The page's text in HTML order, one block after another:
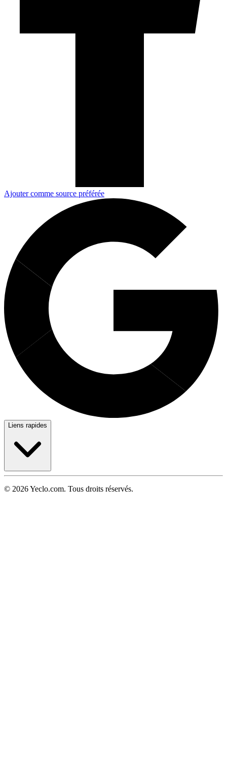
Ajouter comme source préférée
Liens rapides
© 2026 Yeclo.com. Tous droits réservés.